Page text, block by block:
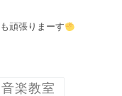
頑張りまーす
楽教室